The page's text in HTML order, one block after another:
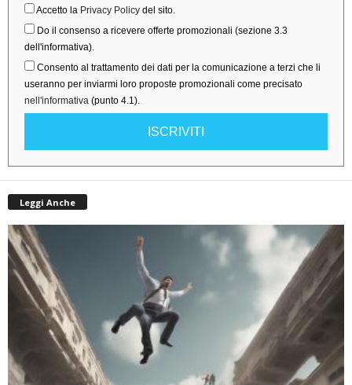
Accetto la Privacy Policy del sito.
Do il consenso a ricevere offerte promozionali (sezione 3.3
dell'informativa).
Consento al trattamento dei dati per la comunicazione a terzi che li
useranno per inviarmi loro proposte promozionali come precisato
nell'informativa (punto 4.1).
ISCRIVITI
Leggi Anche